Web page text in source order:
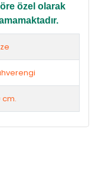
özel olarak
cm.